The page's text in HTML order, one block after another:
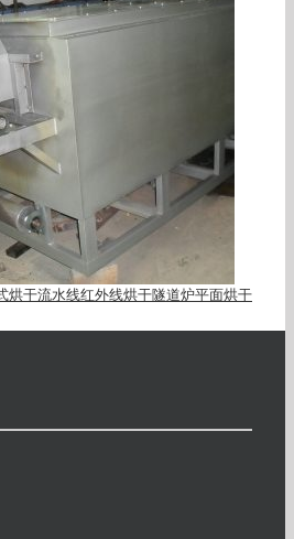
烘干流水线红外线烘干隧道炉平面烘干